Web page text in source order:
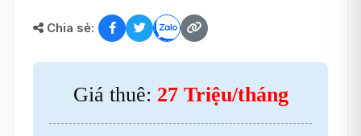
Chia sẻ:
Giá thuê: 27 Triệu/tháng